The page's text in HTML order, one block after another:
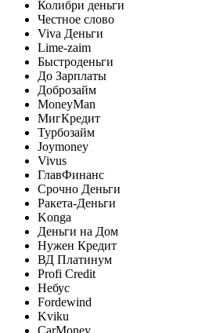
Колибри деньги
Честное слово
Viva Деньги
Lime-zaim
Быстроденьги
До Зарплаты
Доброзайм
MoneyMan
МигКредит
Турбозайм
Joymoney
Vivus
ГлавФинанс
Срочно Деньги
Ракета-Деньги
Konga
Деньги на Дом
Нужен Кредит
ВД Платинум
Profi Credit
Небус
Fordewind
Kviku
CarMoney